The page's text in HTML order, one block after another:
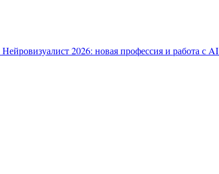
Нейровизуалист 2026: новая профессия и работа с AI